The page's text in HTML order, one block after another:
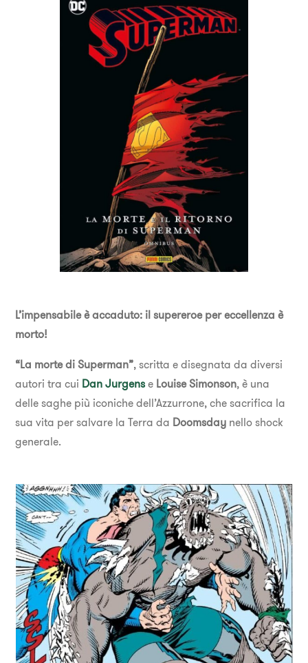
L’impensabile è accaduto: il supereroe per eccellenza è
morto!
“La morte di Superman”, scritta e disegnata da diversi
autori tra cui Dan Jurgense Louise Simonson, è una
delle saghe più iconiche dell’Azzurrone, che sacrifica la
sua vita per salvare la Terra da Doomsday nello shock
generale.